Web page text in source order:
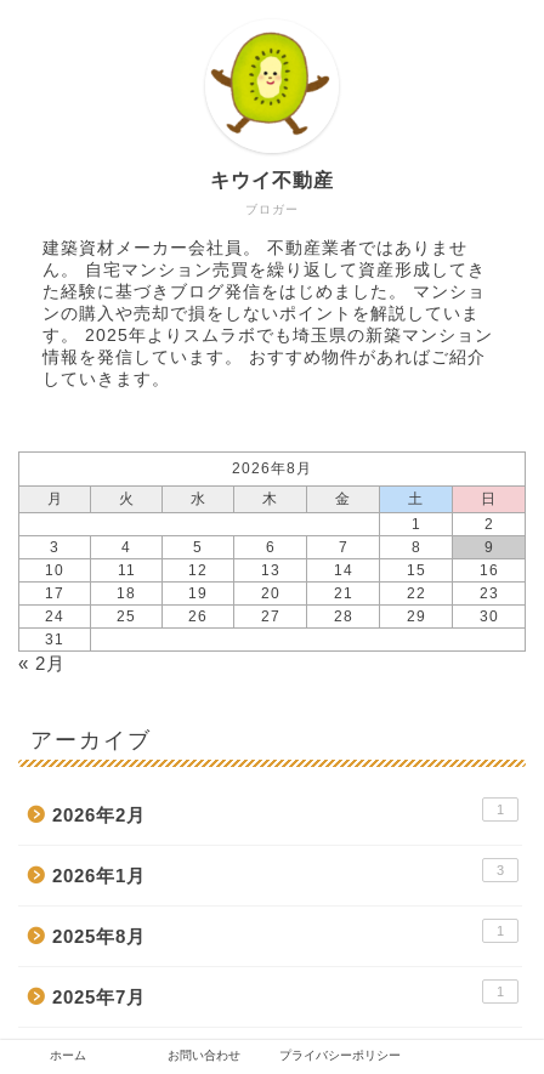
ブロガー
キウイ不動産
建築資材メーカー会社員。 不動産業者ではありませ
ん。 自宅マンション売買を繰り返して資産形成してき
た経験に基づきブログ発信をはじめました。 マンショ
ンの購入や売却で損をしないポイントを解説していま
す。 2025年より スムラボ でも埼玉県の新築マンション
情報を発信しています。 おすすめ物件があればご紹介
していきます。
2026年8月
月
火 水 木 金 土
日
1
2
3
4 5 6 7 8
9
10
11 12 13 14 15
16
17
18 19 20 21 22
23
24
25 26 27 28 29
30
31
« 2月
アーカイブ
2026年2月 1
2026年1月 3
2025年8月 1
2025年7月 1
2025年5月
ホーム お問い合わせ プライバシーポリシー